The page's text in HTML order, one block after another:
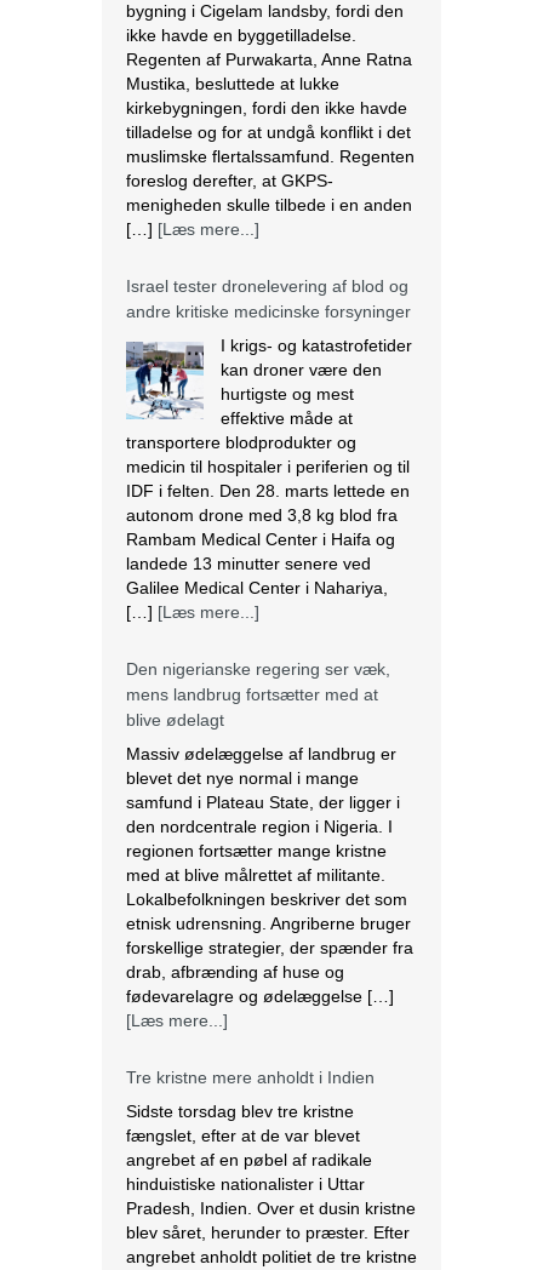
bygning i Cigelam landsby, fordi den
ikke havde en byggetilladelse.
Regenten af Purwakarta, Anne Ratna
Mustika, besluttede at lukke
kirkebygningen, fordi den ikke havde
tilladelse og for at undgå konflikt i det
muslimske flertalssamfund. Regenten
foreslog derefter, at GKPS-
menigheden skulle tilbede i en anden
[…] [Læs mere...]
Israel tester dronelevering af blod og
andre kritiske medicinske forsyninger
I krigs- og katastrofetider
kan droner være den
hurtigste og mest
effektive måde at
transportere blodprodukter og
medicin til hospitaler i periferien og til
IDF i felten. Den 28. marts lettede en
autonom drone med 3,8 kg blod fra
Rambam Medical Center i Haifa og
landede 13 minutter senere ved
Galilee Medical Center i Nahariya,
[…] [Læs mere...]
Den nigerianske regering ser væk,
mens landbrug fortsætter med at
blive ødelagt
Massiv ødelæggelse af landbrug er
blevet det nye normal i mange
samfund i Plateau State, der ligger i
den nordcentrale region i Nigeria. I
regionen fortsætter mange kristne
med at blive målrettet af militante.
Lokalbefolkningen beskriver det som
etnisk udrensning. Angriberne bruger
forskellige strategier, der spænder fra
drab, afbrænding af huse og
fødevarelagre og ødelæggelse […]
[Læs mere...]
Tre kristne mere anholdt i Indien
Sidste torsdag blev tre kristne
fængslet, efter at de var blevet
angrebet af en pøbel af radikale
hinduistiske nationalister i Uttar
Pradesh, Indien. Over et dusin kristne
blev såret, herunder to præster. Efter
angrebet anholdt politiet de tre kristne